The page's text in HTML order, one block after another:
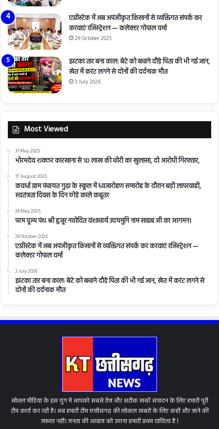
एग्रीस्टेक में अब अपंजीकृत किसानों से व्यक्तिगत संपर्क कर
करवाएं रजिस्ट्रेशन — कलेक्टर गोपाल वर्मा
29 October 2025
झटका तार बना काल: बेटे को बचाने दौड़े पिता की भी गई जान,
खेत में करंट लगने से दोनों की दर्दनाक मौत
3 July 2026
Most Viewed
31 May 2025
भोरमदेव शक्कर कारखाना से 10 लाख की चोरी का खुलासा, दो आरोपी गिरफ्तार,
17 August 2025
कवर्धा ग्राम पंचायत गुढ़ा के स्कूल में ध्वजारोहण समारोह के दौरान बड़ी लापरवाही,
स्वतंत्रता दिवस के दिन छोड़े काले कबूतर
28 May 2025
परम पूज्य पंथ श्री हुजूर नवोदित वंशाचार्य उदयमुनि नाम साहब जी का आगमन।
29 October 2025
एग्रीस्टेक में अब अपंजीकृत किसानों से व्यक्तिगत संपर्क कर करवाएं रजिस्ट्रेशन —
कलेक्टर गोपाल वर्मा
3 July 2026
झटका तार बना काल: बेटे को बचाने दौड़े पिता की भी गई जान, खेत में करंट लगने से
दोनों की दर्दनाक मौत
सोशल मीडिया के इस युग में आपको सबसे तेज और सटीक खबरें संपादन के लिए हमारी पूरी
टीम कार्य कर रही है। अब हमारी टीम छत्तीसगढ़ की लोकल खबरों के लिए कहीं और जाने की
जरूरत नहीं। जनता की आवाज को उठाना हमारी प्रथम दायित्व है l